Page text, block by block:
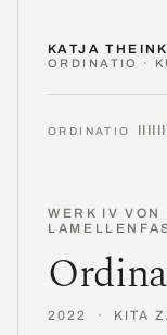
KATJA
ORDINATIO ·
ORDINATIO
WERK IV
2022 · KITA